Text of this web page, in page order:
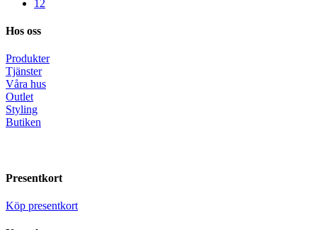
12
Hos oss
Produkter
Tjänster
Våra hus
Outlet
Styling
Butiken
Presentkort
Köp presentkort